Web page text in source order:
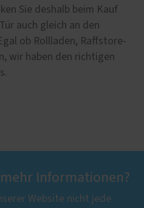
Sie deshalb beim Kauf
auch gleich an den
ob Rollladen, Raffstore-
wir haben den richtigen
Informationen?
Website nicht jede